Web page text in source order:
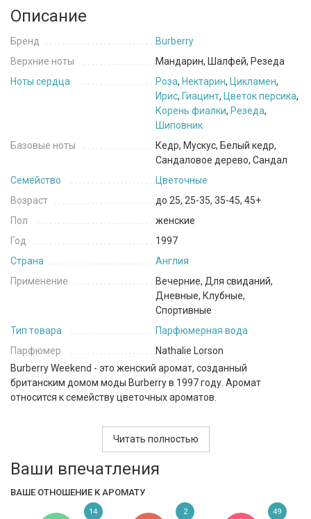
Описание
Бренд
Burberry
Верхние ноты
Мандарин, Шалфей, Резеда
Ноты сердца
Роза, Нектарин, Цикламен,
Ирис, Гиацинт, Цветок персика,
Корень фиалки, Резеда,
Шиповник
Базовые ноты
Кедр, Мускус, Белый кедр,
Сандаловое дерево, Сандал
Семейство
Цветочные
Возраст
до 25, 25-35, 35-45, 45+
Пол
женские
Год
1997
Страна
Англия
Применение
Вечерние, Для свиданий,
Дневные, Клубные,
Спортивные
Тип товара
Парфюмерная вода
Парфюмер
Nathalie Lorson
Burberry Weekend - это женский аромат, созданный
британским домом моды Burberry в 1997 году. Аромат
относится к семейству цветочных ароматов.
резеду, которые создают свежий и яркий старт композиции. В
сердце раскрываются ноты розы, нектарина, цикламена,
ириса, гиацинта, цветка персика, корня фиалки, резеды и
женственности. Базовые ноты аромата включают кедр,
мускус, белый кедр, сандаловое дерево и сандал, которые
Читать полностью
Ваши впечатления
ВАШЕ ОТНОШЕНИЕ К АРОМАТУ
14 2 49